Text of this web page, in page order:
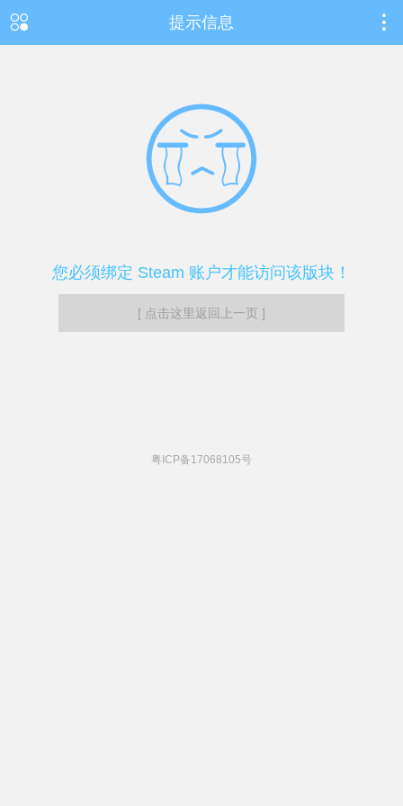
提示信息
您必须绑定 Steam 账户才能访问该版块！
[ 点击这里返回上一页 ]
粤ICP备17068105号